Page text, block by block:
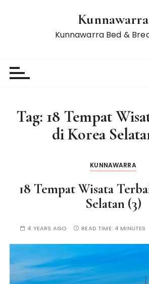
Kunnawarra
Kunnawarra Bed &
Tag: 18 Tempat
di Korea
KUNNAWARRA
18 Tempat Wisata
Selatan (3)
4 YEARS AGO READ TIME: 4 MINUTES